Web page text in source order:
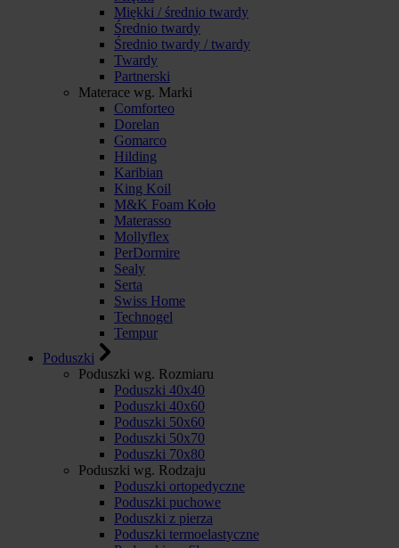
Miękki / średnio twardy
Średnio twardy
Średnio twardy / twardy
Twardy
Partnerski
Materace wg. Marki
Comforteo
Dorelan
Gomarco
Hilding
Karibian
King Koil
M&K Foam Koło
Materasso
Mollyflex
PerDormire
Sealy
Serta
Swiss Home
Technogel
Tempur
Poduszki
Poduszki wg. Rozmiaru
Poduszki 40x40
Poduszki 40x60
Poduszki 50x60
Poduszki 50x70
Poduszki 70x80
Poduszki wg. Rodzaju
Poduszki ortopedyczne
Poduszki puchowe
Poduszki z pierza
Poduszki termoelastyczne